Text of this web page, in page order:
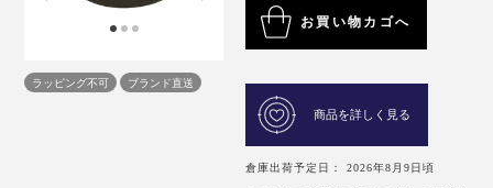
ラッピング不可 ブランド直送
お買い物カゴへ
商品を詳しく見る
倉庫出荷予定日： 2026年8月9日頃